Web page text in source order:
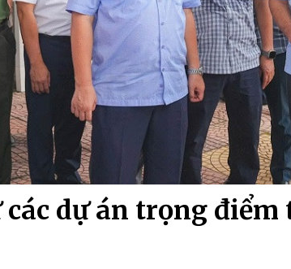
các dự án trọng điểm